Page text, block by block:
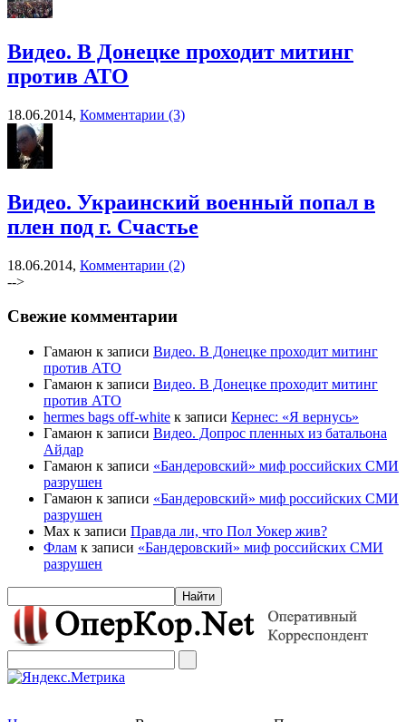
Видео. В Донецке проходит митинг
против АТО
18.06.2014, Комментарии (3)
Видео. Украинский военный попал в
плен под г. Счастье
18.06.2014, Комментарии (2)
-->
Свежие комментарии
Гамаюн к записи Видео. В Донецке проходит митинг
против АТО
Гамаюн к записи Видео. В Донецке проходит митинг
против АТО
hermes bags off-white к записи Кернес: «Я вернусь»
Гамаюн к записи Видео. Допрос пленных из батальона
Айдар
Гамаюн к записи «Бандеровский» миф российских СМИ
разрушен
Гамаюн к записи «Бандеровский» миф российских СМИ
разрушен
Max к записи Правда ли, что Пол Уокер жив?
Флам к записи «Бандеровский» миф российских СМИ
разрушен